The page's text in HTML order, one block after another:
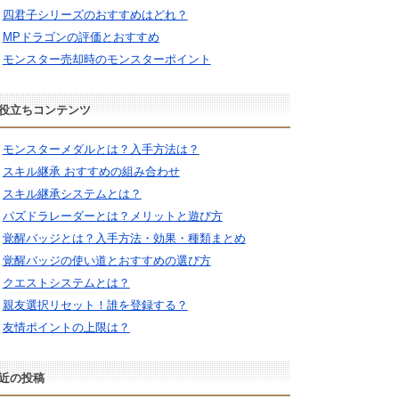
四君子シリーズのおすすめはどれ？
MPドラゴンの評価とおすすめ
モンスター売却時のモンスターポイント
立ちコンテンツ
モンスターメダルとは？入手方法は？
スキル継承 おすすめの組み合わせ
スキル継承システムとは？
パズドラレーダーとは？メリットと遊び方
覚醒バッジとは？入手方法・効果・種類まとめ
覚醒バッジの使い道とおすすめの選び方
クエストシステムとは？
親友選択リセット！誰を登録する？
友情ポイントの上限は？
の投稿